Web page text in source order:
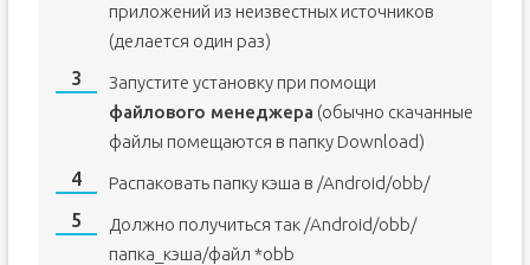
приложений из неизвестных источников
(делается один раз)
Запустите установку при помощи
файлового менеджера (обычно скачанные
файлы помещаются в папку Download)
Распаковать папку кэша в /Android/obb/
Должно получиться так /Android/obb/
папка_кэша/файл *obb